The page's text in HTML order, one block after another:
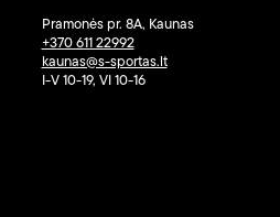
Pramonės pr. 8A, Kaunas
+370 611 22992
kaunas@s-sportas.lt
I-V 10-19, VI 10-16